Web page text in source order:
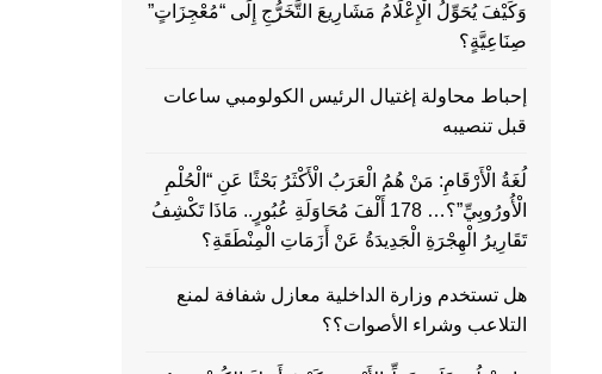
وَكَيْفَ يُحَوِّلُ الْإِعْلَامُ مَشَارِيعَ التَّخَرُّجِ إِلَى “مُعْجِزَاتٍ”
صِنَاعِيَّةٍ؟
إحباط محاولة إغتيال الرئيس الكولومبي ساعات
قبل تنصيبه
لُغَةُ الْأَرْقَامِ: مَنْ هُمُ الْعَرَبُ الْأَكْثَرُ بَحْثًا عَنِ “الْحُلْمِ
الْأُورُوبِيِّ”؟… 178 أَلْفَ مُحَاوَلَةِ عُبُورٍ.. مَاذَا تَكْشِفُ
تَقَارِيرُ الْهِجْرَةِ الْجَدِيدَةُ عَنْ أَزَمَاتِ الْمِنْطَقَةِ؟
هل تستخدم وزارة الداخلية معازل شفافة لمنع
التلاعب وشراء الأصوات؟؟